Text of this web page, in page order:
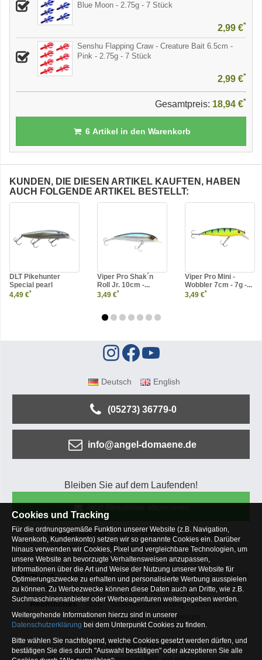
Blue Moon - 2.75g - 7 Stück
2,99 €*
Senshu Flapping Craw - Creature Bait 6.5cm -
Pink - 2.75g - 7 Stück
2,99 €*
Gesamtpreis: 18,94 €*
6Artikel in den Warenkorb
KUNDEN, DIE DIESEN ARTIKEL KAUFTEN, HABEN
AUCH FOLGENDE ARTIKEL BESTELLT:
DLT Pikehunter
Special pearl
4,49 €*
Viper Pro Shak´n
Roll Jr. 10cm -...
3,49 €*
Viper Pro Mini -
Wobbler 7cm - 7g -...
3,49 €*
Deutsch English
(05273) 36779-0
info@angel-domaene.de
Bleiben Sie auf dem Laufenden!
Kundenservice Mein Konto
Versandkosten
Zahlungsarten
Rücksendung
Kaufberatung
Häufige Fragen
Über uns
Unternehmen Blog Jobs & Praktika
Facebook
Osterfeldsee
Archiv Sitemap
Kontaktformular
Rechtliches
AGB Widerrufsbelehrung
Datenschutz
Altbatterie-Entsorgung
Impressum
Zur Desktop Webseite
* = Alle Preisangaben inkl. gesetzlicher MwSt. und zzgl.
Cookies und Tracking
Für die ordnungsgemäße Funktion unserer Website (z.B. Navigation,
Warenkorb, Kundenkonto) setzen wir so genannte Cookies ein. Darüber
hinaus verwenden wir Cookies, Pixel und vergleichbare Technologien, um
unsere Website an bevorzugte Verhaltensweisen anzupassen,
Informationen über die Art und Weise der Nutzung unserer Website für
Optimierungszwecke zu erhalten und personalisierte Werbung ausspielen
zu können. Zu Werbezwecke können diese Daten auch an Dritte, wie z.B.
Suchmaschinenanbieter oder Werbeagenturen weitergegeben werden.
Weitergehende Informationen hierzu sind in unserer
Datenschutzerklärung bei dem Unterpunkt Cookies zu finden.
Bitte wählen Sie nachfolgend, welche Cookies gesetzt werden dürfen, und
bestätigen Sie dies durch "Auswahl bestätigen" oder akzeptieren Sie alle